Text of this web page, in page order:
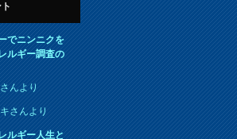
でニンニクを
ルギー調査の
んより
さんより
ルギー人生と